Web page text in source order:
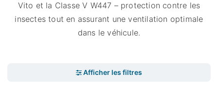
Vito et la Classe V W447 – protection contre les
insectes tout en assurant une ventilation optimale
dans le véhicule.